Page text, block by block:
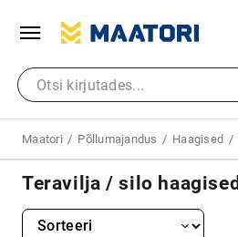
Maatori Põllumajandus Haagised
Teravilja / silo haagised